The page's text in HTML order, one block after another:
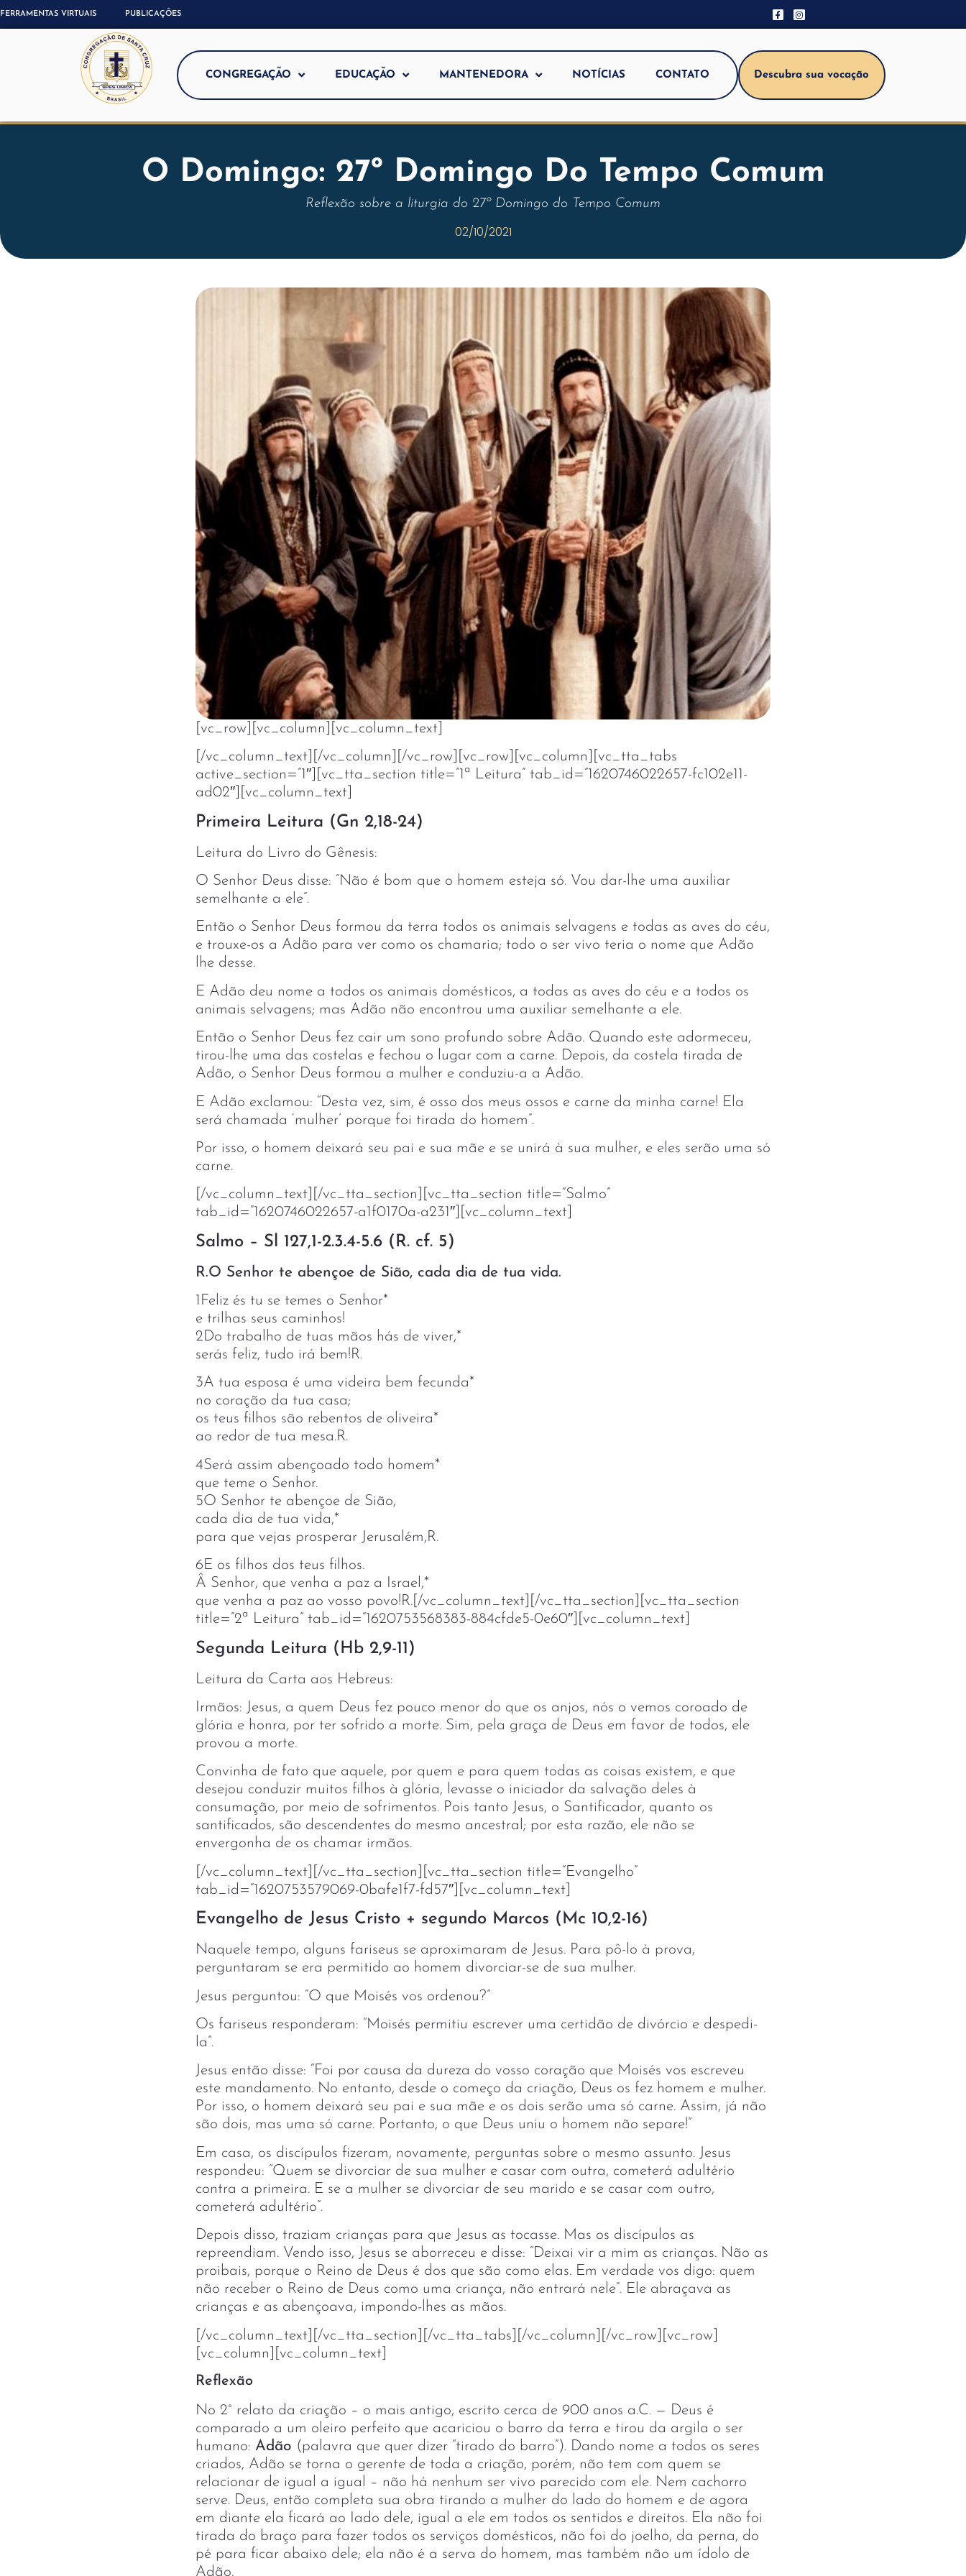
FERRAMENTAS VIRTUAIS PUBLICAÇÕES
CONGREGAÇÃO EDUCAÇÃO MANTENEDORA NOTÍCIAS CONTATO Descubra sua vocação
O Domingo: 27º Domingo Do Tempo Comum
Reflexão sobre a liturgia do 27º Domingo do Tempo Comum
02/10/2021
[vc_row][vc_column][vc_column_text]
[/vc_column_text][/vc_column][/vc_row][vc_row][vc_column][vc_tta_tabs
active_section=”1″][vc_tta_section title=”1ª Leitura” tab_id=”1620746022657-fc102e11-
ad02″][vc_column_text]
Primeira Leitura (Gn 2,18-24)
Leitura do Livro do Gênesis:
O Senhor Deus disse: “Não é bom que o homem esteja só. Vou dar-lhe uma auxiliar
semelhante a ele”.
Então o Senhor Deus formou da terra todos os animais selvagens e todas as aves do céu,
e trouxe-os a Adão para ver como os chamaria; todo o ser vivo teria o nome que Adão
lhe desse.
E Adão deu nome a todos os animais domésticos, a todas as aves do céu e a todos os
animais selvagens; mas Adão não encontrou uma auxiliar semelhante a ele.
Então o Senhor Deus fez cair um sono profundo sobre Adão. Quando este adormeceu,
tirou-lhe uma das costelas e fechou o lugar com a carne. Depois, da costela tirada de
Adão, o Senhor Deus formou a mulher e conduziu-a a Adão.
E Adão exclamou: “Desta vez, sim, é osso dos meus ossos e carne da minha carne! Ela
será chamada ‘mulher’ porque foi tirada do homem”.
Por isso, o homem deixará seu pai e sua mãe e se unirá à sua mulher, e eles serão uma só
carne.
[/vc_column_text][/vc_tta_section][vc_tta_section title=”Salmo”
tab_id=”1620746022657-a1f0170a-a231″][vc_column_text]
Salmo – Sl 127,1-2.3.4-5.6 (R. cf. 5)
R.O Senhor te abençoe de Sião, cada dia de tua vida.
1Feliz és tu se temes o Senhor*
e trilhas seus caminhos!
2Do trabalho de tuas mãos hás de viver,*
serás feliz, tudo irá bem!R.
3A tua esposa é uma videira bem fecunda*
no coração da tua casa;
os teus filhos são rebentos de oliveira*
ao redor de tua mesa.R.
4Será assim abençoado todo homem*
que teme o Senhor.
5O Senhor te abençoe de Sião,
cada dia de tua vida,*
para que vejas prosperar Jerusalém,R.
6E os filhos dos teus filhos.
Â Senhor, que venha a paz a Israel,*
que venha a paz ao vosso povo!R.[/vc_column_text][/vc_tta_section][vc_tta_section
title=”2ª Leitura” tab_id=”1620753568383-884cfde5-0e60″][vc_column_text]
Segunda Leitura (Hb 2,9-11)
Leitura da Carta aos Hebreus:
Irmãos: Jesus, a quem Deus fez pouco menor do que os anjos, nós o vemos coroado de
glória e honra, por ter sofrido a morte. Sim, pela graça de Deus em favor de todos, ele
provou a morte.
Convinha de fato que aquele, por quem e para quem todas as coisas existem, e que
desejou conduzir muitos filhos à glória, levasse o iniciador da salvação deles à
consumação, por meio de sofrimentos. Pois tanto Jesus, o Santificador, quanto os
santificados, são descendentes do mesmo ancestral; por esta razão, ele não se
envergonha de os chamar irmãos.
[/vc_column_text][/vc_tta_section][vc_tta_section title=”Evangelho”
tab_id=”1620753579069-0bafe1f7-fd57″][vc_column_text]
Evangelho de Jesus Cristo + segundo Marcos (Mc 10,2-16)
Naquele tempo, alguns fariseus se aproximaram de Jesus. Para pô-lo à prova,
perguntaram se era permitido ao homem divorciar-se de sua mulher.
Jesus perguntou: “O que Moisés vos ordenou?”
Os fariseus responderam: “Moisés permitiu escrever uma certidão de divórcio e despedi-
la”.
Jesus então disse: “Foi por causa da dureza do vosso coração que Moisés vos escreveu
este mandamento. No entanto, desde o começo da criação, Deus os fez homem e mulher.
Por isso, o homem deixará seu pai e sua mãe e os dois serão uma só carne. Assim, já não
são dois, mas uma só carne. Portanto, o que Deus uniu o homem não separe!”
Em casa, os discípulos fizeram, novamente, perguntas sobre o mesmo assunto. Jesus
respondeu: “Quem se divorciar de sua mulher e casar com outra, cometerá adultério
contra a primeira. E se a mulher se divorciar de seu marido e se casar com outro,
cometerá adultério”.
Depois disso, traziam crianças para que Jesus as tocasse. Mas os discípulos as
repreendiam. Vendo isso, Jesus se aborreceu e disse: “Deixai vir a mim as crianças. Não as
proibais, porque o Reino de Deus é dos que são como elas. Em verdade vos digo: quem
não receber o Reino de Deus como uma criança, não entrará nele”. Ele abraçava as
crianças e as abençoava, impondo-lhes as mãos.
[/vc_column_text][/vc_tta_section][/vc_tta_tabs][/vc_column][/vc_row][vc_row]
[vc_column][vc_column_text]
Reflexão
No 2° relato da criação – o mais antigo, escrito cerca de 900 anos a.C. — Deus é
comparado a um oleiro perfeito que acariciou o barro da terra e tirou da argila o ser
humano: Adão (palavra que quer dizer “tirado do barro”). Dando nome a todos os seres
criados, Adão se torna o gerente de toda a criação, porém, não tem com quem se
relacionar de igual a igual – não há nenhum ser vivo parecido com ele. Nem cachorro
serve. Deus, então completa sua obra tirando a mulher do lado do homem e de agora
em diante ela ficará ao Iado dele, igual a ele em todos os sentidos e direitos. Ela não foi
tirada do braço para fazer todos os serviços domésticos, não foi do joelho, da perna, do
pé para ficar abaixo dele; ela não é a serva do homem, mas também não um ídolo de
Adão.